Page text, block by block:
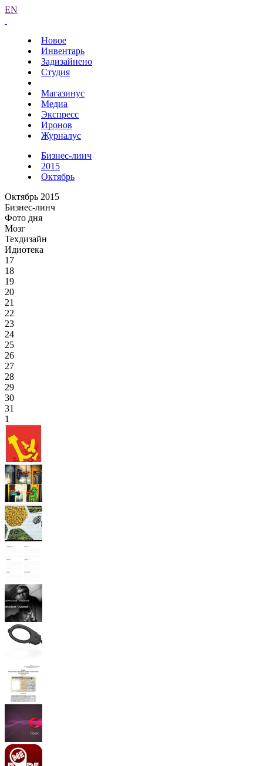
EN
Новое
Инвентарь
Задизайнено
Студия
Магазинус
Медиа
Экспресс
Иронов
Журналус
Бизнес-линч
2015
Октябрь
Октябрь 2015
Бизнес-линч
Фото дня
Мозг
Техдизайн
Идиотека
17
18
19
20
21
22
23
24
25
26
27
28
29
30
31
1